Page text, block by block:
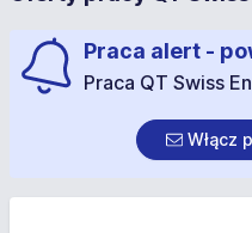
Praca alert -
Praca QT Swiss
Włącz